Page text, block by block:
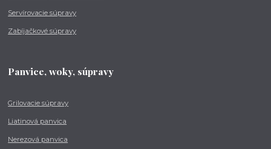
Servírovacie súpravy
Zabíjačkové súpravy
Panvice, woky, súpravy
Grilovacie súpravy
Liatinová panvica
Nerezová panvica